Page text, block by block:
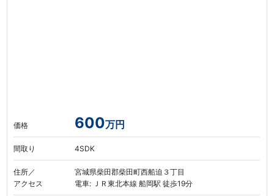
価格 600万円
間取り 4SDK
住所／
アクセス
宮城県柴田郡柴田町西船迫３丁目
電車: ＪＲ東北本線 船岡駅 徒歩19分